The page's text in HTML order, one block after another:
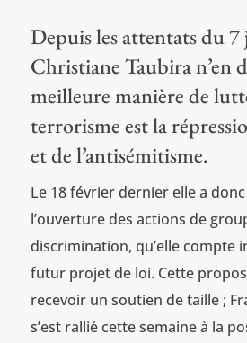
Depuis les attentats du 7
Christiane Taubira n’en
meilleure manière de
terrorisme est la
et de l’antisémitisme.
Le 18 février dernier elle a
l’ouverture des actions de
discrimination, qu’elle compte
futur projet de loi. Cette
recevoir un soutien de taille ;
s’est rallié cette semaine à la